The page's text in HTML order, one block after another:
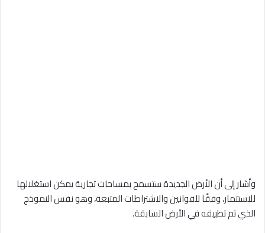
وأشار إلى أن الأرض الجديدة ستسمح بمساحات تجارية يمكن استغلالها
للاستثمار، وفقًا للقوانين والاشتراطات المتبعة، وهو نفس النموذج
الذي تم تطبيقه في الأرض السابقة.